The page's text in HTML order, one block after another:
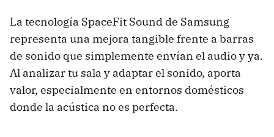
La tecnología SpaceFit Sound de Samsung
representa una mejora tangible frente a barras
de sonido que simplemente envían el audio y ya.
Al analizar tu sala y adaptar el sonido, aporta
valor, especialmente en entornos domésticos
donde la acústica no es perfecta.